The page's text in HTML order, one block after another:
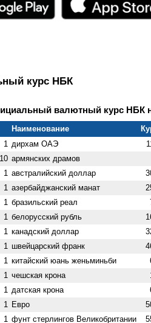
курс НБК
валютный курс НБК
Наименование
1 дирхам ОАЭ
10 армянских драмов
1 австралийский доллар
1 азербайджанский манат
1 бразильский реал
1 белорусский рубль
1 канадский доллар
1 швейцарский франк
1 китайский юань женьминьби
1 чешская крона
1 датская крона
1 Евро
1 фунт стерлингов Велико­британии